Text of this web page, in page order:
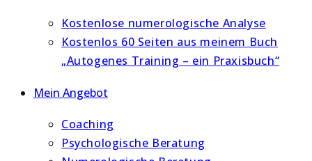
Kostenlose numerologische Analyse
Kostenlos 60 Seiten aus meinem Buch
„Autogenes Training – ein Praxisbuch“
Mein Angebot
Coaching
Psychologische Beratung